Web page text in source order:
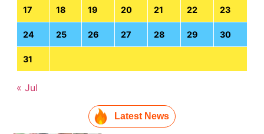
17 18 19 20 21 22 23
24 25 26 27 28 29 30
31
« Jul
Latest News